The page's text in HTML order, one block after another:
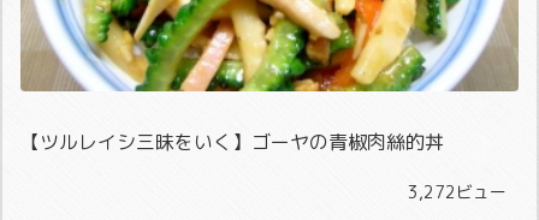
【ツルレイシ三昧をいく】ゴーヤの青椒肉絲的丼
3,272ビュー